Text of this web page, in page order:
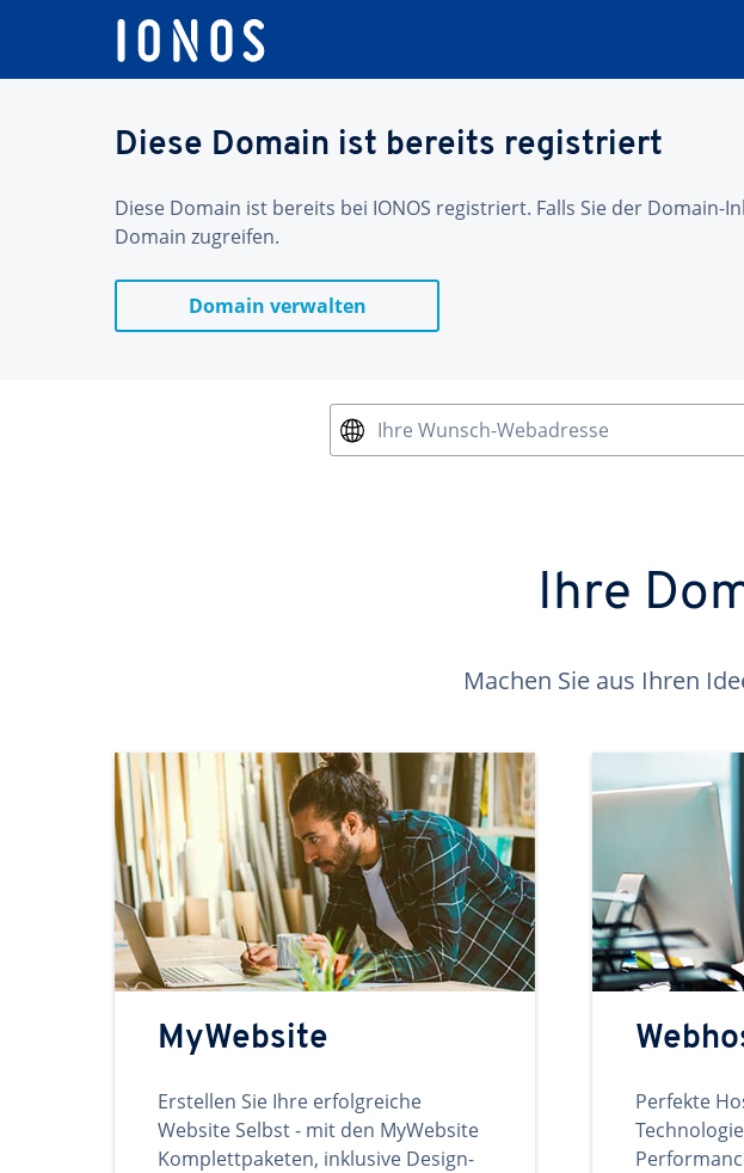
Diese Domain ist bereits registriert
Diese Domain ist bereits bei IONOS registriert. Falls Sie der
Domain zugreifen.
Domain verwalten
Ihre Wunsch-Webadresse
Ihre
Machen Sie aus Ihren
MyWebsite
Erstellen Sie Ihre erfolgreiche
Website Selbst - mit den MyWebsite
Komplettpaketen, inklusive Design-
Perfekte